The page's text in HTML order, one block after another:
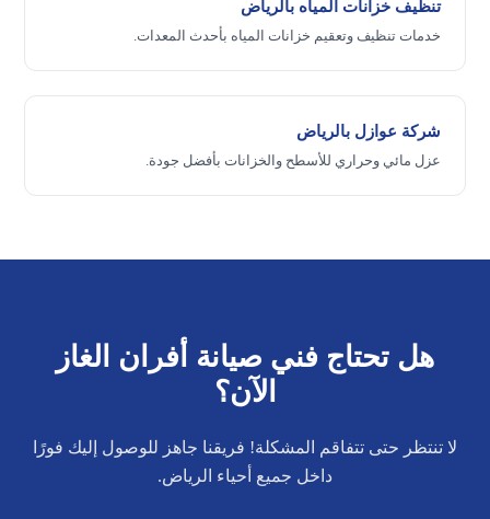
تنظيف خزانات المياه بالرياض
خدمات تنظيف وتعقيم خزانات المياه بأحدث المعدات.
شركة عوازل بالرياض
عزل مائي وحراري للأسطح والخزانات بأفضل جودة.
هل تحتاج فني صيانة أفران الغاز
الآن؟
لا تنتظر حتى تتفاقم المشكلة! فريقنا جاهز للوصول إليك فورًا
داخل جميع أحياء الرياض.